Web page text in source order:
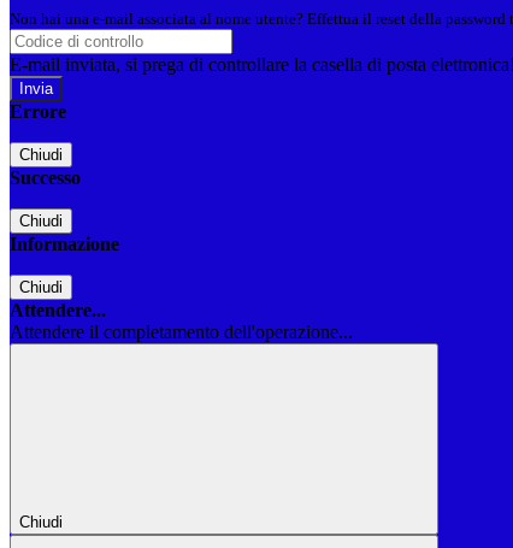
Non hai una e-mail associata al nome utente? Effettua il reset della password
E-mail inviata, si prega di controllare la casella di posta elettronica!
Errore
Chiudi
Successo
Chiudi
Informazione
Chiudi
Attendere...
Attendere il completamento dell'operazione...
Chiudi